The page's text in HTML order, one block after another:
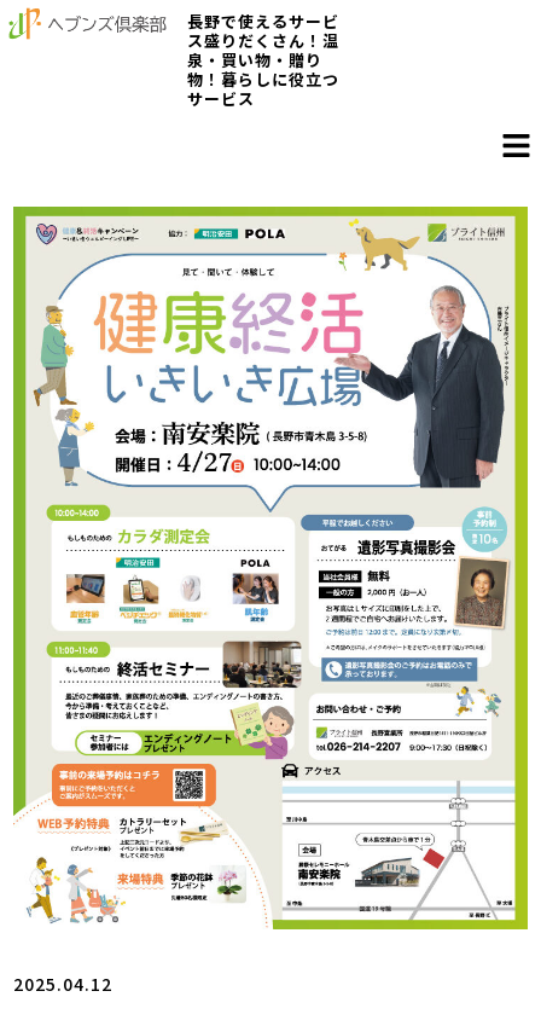
長野で使えるサービ
ス盛りだくさん！温
泉・買い物・贈り
物！暮らしに役立つ
サービス
2025.04.12